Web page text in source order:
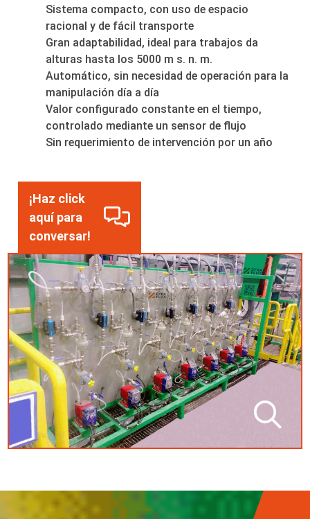
Sistema compacto, con uso de espacio
racional y de fácil transporte
Gran adaptabilidad, ideal para trabajos da
alturas hasta los 5000 m s. n. m.
Automático, sin necesidad de operación para la
manipulación día a día
Valor configurado constante en el tiempo,
controlado mediante un sensor de flujo
Sin requerimiento de intervención por un año
¡Haz click
aquí para
conversar!